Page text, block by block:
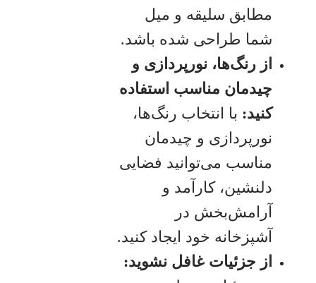
مطابق سلیقه و میل
شما طراحی شده باشد.
از رنگ‌ها، نورپردازی و
چیدمان مناسب استفاده
کنید: با انتخاب رنگ‌ها،
نورپردازی و چیدمان
مناسب می‌توانید فضایی
دلنشین، کارآمد و
آرامش‌بخش در
آشپزخانه خود ایجاد کنید.
از جزئیات غافل نشوید: